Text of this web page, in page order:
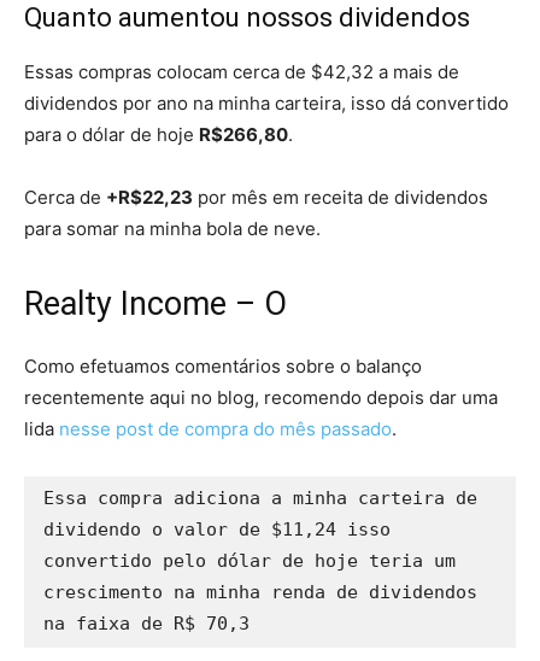
Quanto aumentou nossos dividendos
Essas compras colocam cerca de $42,32 a mais de
dividendos por ano na minha carteira, isso dá convertido
para o dólar de hoje R$266,80.
Cerca de +R$22,23 por mês em receita de dividendos
para somar na minha bola de neve.
Realty Income – O
Como efetuamos comentários sobre o balanço
recentemente aqui no blog, recomendo depois dar uma
lida nesse post de compra do mês passado.
Essa compra adiciona a minha carteira de
dividendo o valor de $11,24 isso
convertido pelo dólar de hoje teria um
crescimento na minha renda de dividendos